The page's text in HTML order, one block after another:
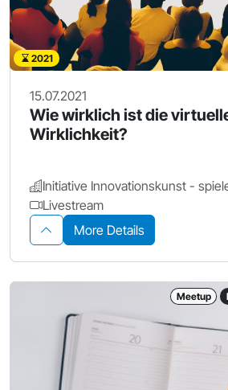
2021
15.07.2021
Wie wirklich ist die
Wirklichkeit?
Livestream
More Details
Meetup